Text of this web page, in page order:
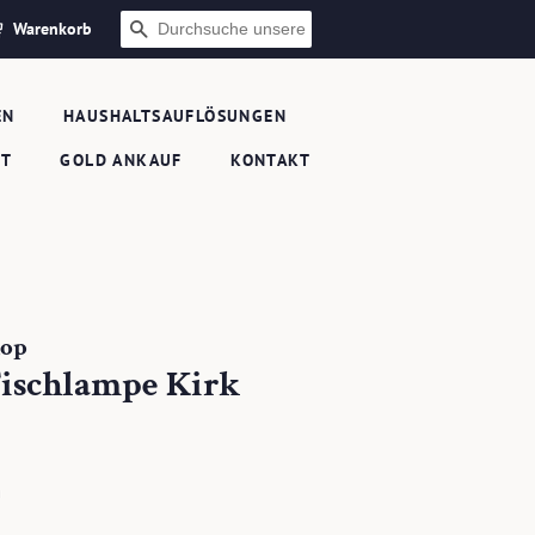
Warenkorb SUCHEN
HAUSHALTSAUFLÖSUNGEN
GOLD ANKAUF KONTAKT
Kirk